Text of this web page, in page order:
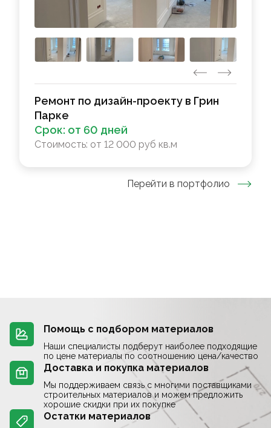
Ремонт по дизайн-проекту в Грин
Парке
Срок: от 60 дней
Стоимость: от 12 000 руб кв.м
Перейти в портфолио
Помощь с подбором материалов
Наши специалисты подберут наиболее подходящие
по цене материалы по соотношению цена/качество
Доставка и покупка материалов
Мы поддерживаем связь с многими поставщиками
строительных материалов и можем предложить
хорошие скидки при их покупке
Остатки материалов